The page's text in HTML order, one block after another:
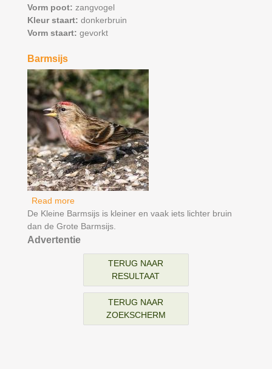
Vorm poot: zangvogel
Kleur staart: donkerbruin
Vorm staart: gevorkt
Barmsijs
Read moreabout Barmsijs
De Kleine Barmsijs is kleiner en vaak iets lichter bruin
dan de Grote Barmsijs.
Advertentie
TERUG NAAR
RESULTAAT
TERUG NAAR
ZOEKSCHERM